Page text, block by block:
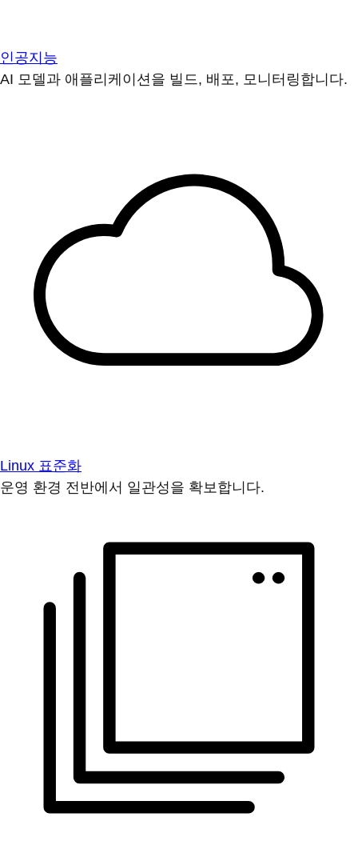
인공지능
AI 모델과 애플리케이션을 빌드, 배포, 모니터링합니다.
Linux 표준화
운영 환경 전반에서 일관성을 확보합니다.